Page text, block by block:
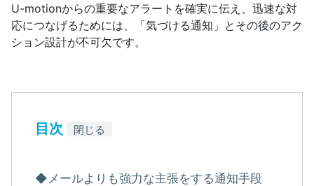
U-motionからの重要なアラートを確実に伝え、迅速な対
応につなげるためには、「気づける通知」とその後のアク
ション設計が不可欠です。
目次 閉じる
◆メールよりも強力な主張をする通知手段